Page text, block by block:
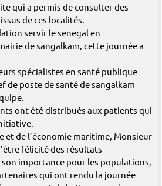
qui a permis de consulter des
de ces localités.
servir le senegal en
de sangalkam, cette journée a
spécialistes en santé publique
de poste de santé de sangalkam
ont été distribués aux patients qui
et de l’économie maritime, Monsieur
félicité des résultats
importance pour les populations,
qui ont rendu la journée